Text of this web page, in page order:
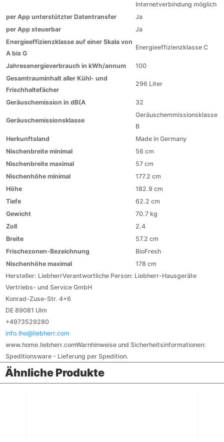
Internetverbindung möglich
per App unterstützter Datentransfer
Ja
per App steuerbar
Ja
Energieeffizienzklasse auf einer Skala von
A bis G
Energieeffizienzklasse C
Jahresenergieverbrauch in kWh/annum
100
Gesamtrauminhalt aller Kühl- und
Frischhaltefächer
296 Liter
Geräuschemission in dB(A 32
Geräuschemissionsklasse
Geräuschemmissionsklasse
B
Herkunftsland
Made in Germany
Nischenbreite minimal
56 cm
Nischenbreite maximal
57 cm
Nischenhöhe minimal
177.2 cm
Höhe
182.9 cm
Tiefe
62.2 cm
Gewicht
70.7 kg
Zoll
2.4
Breite
57.2 cm
Frischezonen-Bezeichnung
BioFresh
Nischenhöhe maximal
178 cm
Hersteller: LiebherrVerantwortliche Person: Liebherr-Hausgeräte
Vertriebs- und Service GmbH
Konrad-Zuse-Str. 4+6
DE 89081 Ulm
+4973529280
info.lho@liebherr.com
www.home.liebherr.comWarnhinweise und Sicherheitsinformationen:
Speditionsware - Lieferung per Spedition.
Ähnliche Produkte